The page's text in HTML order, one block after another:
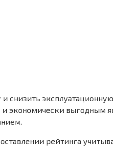
снизить
экономически выгодным
рейтинга